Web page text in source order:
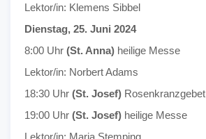
Lektor/in: Klemens Sibbel
Dienstag, 25. Juni 2024
8:00 Uhr (St. Anna) heilige Messe
Lektor/in: Norbert Adams
18:30 Uhr (St. Josef) Rosenkranzgebet
19:00 Uhr (St. Josef) heilige Messe
Lektor/in: Maria Stemping